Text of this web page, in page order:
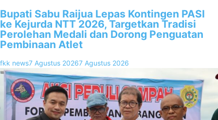
Bupati Sabu Raijua Lepas Kontingen PASI
ke Kejurda NTT 2026, Targetkan Tradisi
Perolehan Medali dan Dorong Penguatan
Pembinaan Atlet
fkk news7 Agustus 20267 Agustus 2026